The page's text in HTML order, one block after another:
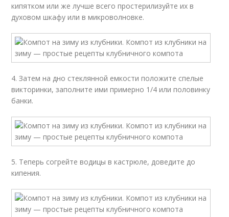
кипятком или же лучше всего простерилизуйте их в
духовом шкафу или в микроволновке.
4. Затем на дно стеклянной емкости положите спелые
викторинки, заполните ими примерно 1/4 или половинку
банки.
5. Теперь согрейте водицы в кастрюле, доведите до
кипения.